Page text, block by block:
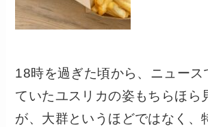
18時を過ぎた頃から、ニュース
ていたユスリカの姿もちらほら
が、大群というほどではなく、